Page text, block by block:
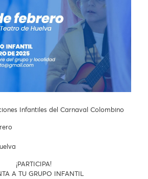
Infantiles del Carnaval Colombino
¡PARTICIPA!
A TU GRUPO INFANTIL